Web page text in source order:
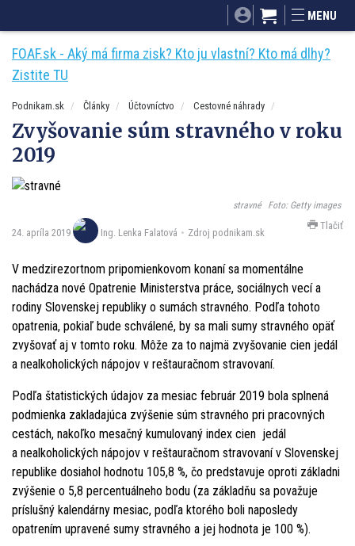
Mnamky-recepty.sk
MENU
FOAF.sk - Aký má firma zisk? Kto ju vlastní? Kto má dlhy?
Zistite TU
Podnikam.sk Články Účtovníctvo Cestovné náhrady
Zvyšovanie súm stravného v roku
2019
stravné Foto: Getty images
24. apríla 2019 Ing. Lenka Falatová Zdroj podnikam.sk
Tlačiť
V medzirezortnom pripomienkovom konaní sa momentálne
nachádza nové Opatrenie Ministerstva práce, sociálnych vecí a
rodiny Slovenskej republiky o sumách stravného. Podľa tohoto
opatrenia, pokiaľ bude schválené, by sa mali sumy stravného opäť
zvyšovať aj v tomto roku. Môže za to najmä zvyšovanie cien jedál
a nealkoholických nápojov v reštauračnom stravovaní.
Podľa štatistických údajov za mesiac február 2019 bola splnená
podmienka zakladajúca zvýšenie súm stravného pri pracovných
cestách, nakoľko mesačný kumulovaný index cien jedál
a nealkoholických nápojov v reštauračnom stravovaní v Slovenskej
republike dosiahol hodnotu 105,8 %, čo predstavuje oproti základni
zvýšenie o 5,8 percentuálneho bodu (za základňu sa považuje
príslušný kalendárny mesiac, podľa ktorého boli naposledy
opatrením upravené sumy stravného a jej hodnota je 100 %).